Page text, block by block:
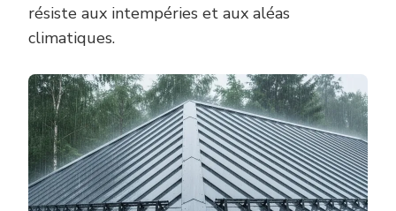
résiste aux intempéries et aux aléas
climatiques.